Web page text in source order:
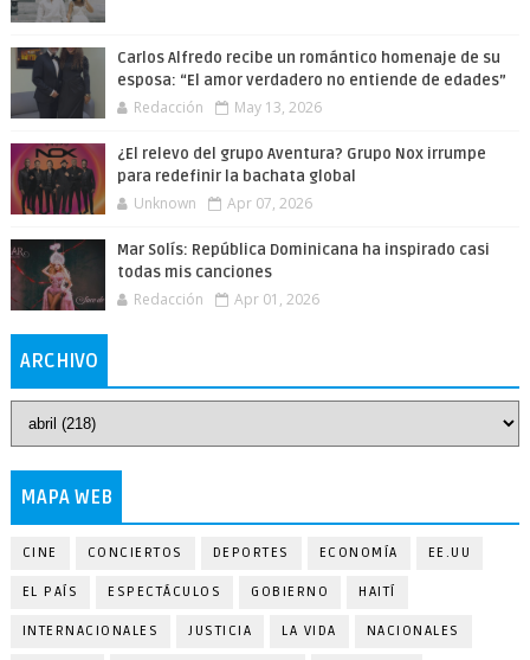
Carlos Alfredo recibe un romántico homenaje de su
esposa: “El amor verdadero no entiende de edades”
Redacción May 13, 2026
¿El relevo del grupo Aventura? Grupo Nox irrumpe
para redefinir la bachata global
Unknown Apr 07, 2026
Mar Solís: República Dominicana ha inspirado casi
todas mis canciones
Redacción Apr 01, 2026
ARCHIVO
MAPA WEB
CINE CONCIERTOS DEPORTES ECONOMÍA EE.UU
EL PAÍS ESPECTÁCULOS GOBIERNO HAITÍ
INTERNACIONALES JUSTICIA LA VIDA NACIONALES